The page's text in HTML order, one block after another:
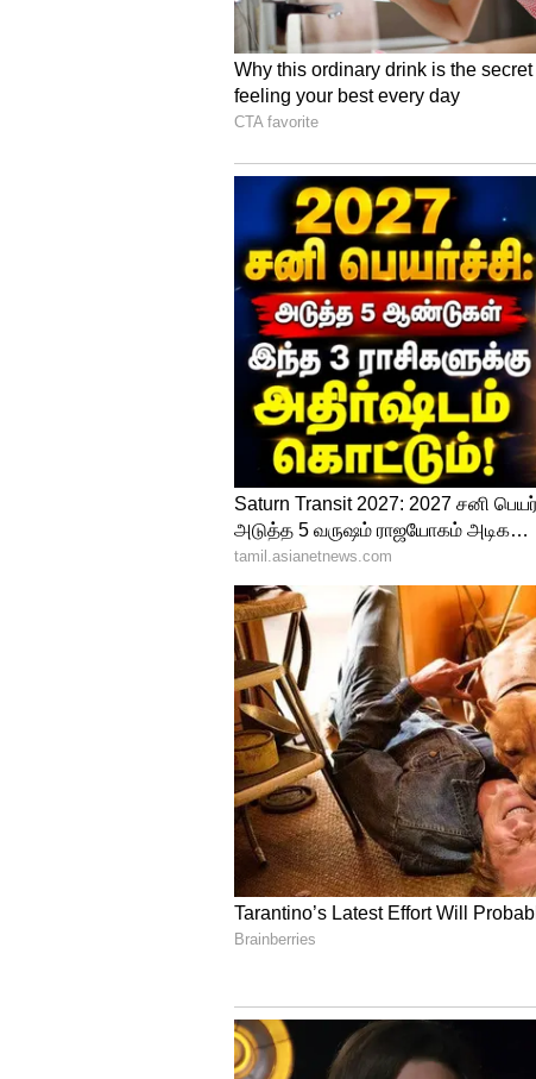
நடிகர்கள் சமூக ஆர்வலர்களாக
மக்கள் பிரச்சனை
பேசனும் என்பதிலிருந்து
வட்டத்திற்குள் வாழ்ந்து
நிலைமை அரசியல் சார்பாக
செய்யக்கூடிய ஒரு பணி எனவே
கேட்டுக்கொண்டார்.